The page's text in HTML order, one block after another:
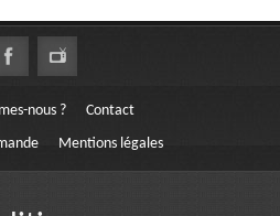
nous ?
Contact
Mentions légales